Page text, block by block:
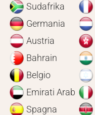
Sudafrika
Germania
Austria
Bahrain
Belgio
Emirati Arab
Spagna